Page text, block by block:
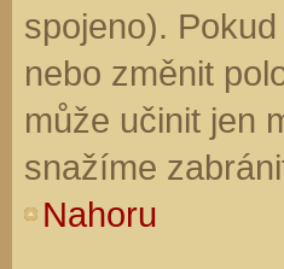
spojeno).
nebo změnit
může učinit jen
snažíme
Nahoru